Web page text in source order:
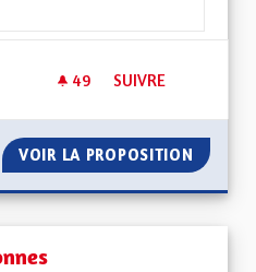
49 49 ABONNÉS
SUIVRE
VOIR LA PROPOSITION